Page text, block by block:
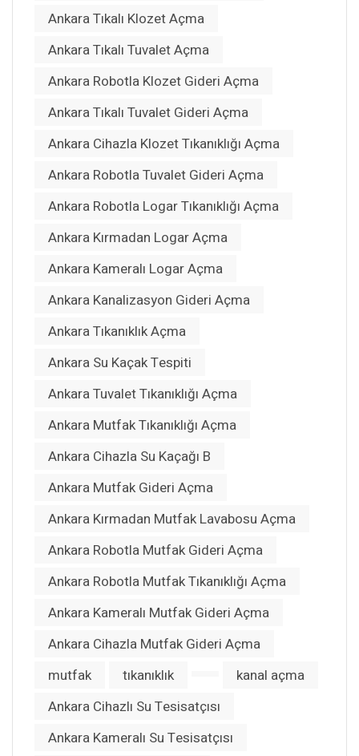
Ankara Tıkalı Klozet Açma
Ankara Tıkalı Tuvalet Açma
Ankara Robotla Klozet Gideri Açma
Ankara Tıkalı Tuvalet Gideri Açma
Ankara Cihazla Klozet Tıkanıklığı Açma
Ankara Robotla Tuvalet Gideri Açma
Ankara Robotla Logar Tıkanıklığı Açma
Ankara Kırmadan Logar Açma
Ankara Kameralı Logar Açma
Ankara Kanalizasyon Gideri Açma
Ankara Tıkanıklık Açma
Ankara Su Kaçak Tespiti
Ankara Tuvalet Tıkanıklığı Açma
Ankara Mutfak Tıkanıklığı Açma
Ankara Cihazla Su Kaçağı B
Ankara Mutfak Gideri Açma
Ankara Kırmadan Mutfak Lavabosu Açma
Ankara Robotla Mutfak Gideri Açma
Ankara Robotla Mutfak Tıkanıklığı Açma
Ankara Kameralı Mutfak Gideri Açma
Ankara Cihazla Mutfak Gideri Açma
mutfak
tıkanıklık
kanal açma
Ankara Cihazlı Su Tesisatçısı
Ankara Kameralı Su Tesisatçısı